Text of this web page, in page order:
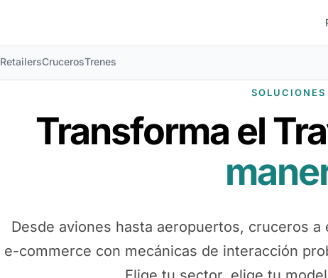
RetailersCrucerosTrenes
SOLUCIONES
Transforma el
Desde aviones hasta aeropuertos, cruceros
e-commerce con mecánicas de interacción